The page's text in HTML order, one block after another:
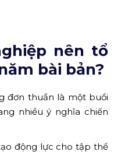
nên tổ
bài bản?